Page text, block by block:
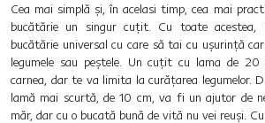
Cea mai simplă și, în acelasi timp, cea mai
bucătărie un singur cuțit. Cu toate
bucătărie universal cu care să tai cu ușurință
legumele sau peștele. Un cuțit cu lama de
carnea, dar te va limita la curățarea legumelor.
lamă mai scurtă, de 10 cm, va fi un ajutor de
măr, dar cu o bucată bună de vită nu vei reuși.